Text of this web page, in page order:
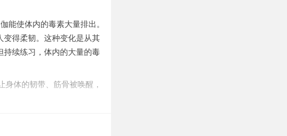
能使体内的毒素大量排出。
变得柔韧。这种变化是从其
持续练习，体内的大量的毒
身体的韧带、筋骨被唤醒，